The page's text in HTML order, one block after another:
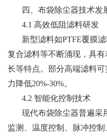
四、布袋除尘器技术发
4.1 高效低阻滤料研发
新型滤料如PTFE覆膜
复合滤料等不断涌现，具
长等特点。部分高端滤料可
力降低20%-30%。
4.2 智能化控制技术
现代布袋除尘器普遍采
监测、温度控制、脉冲控